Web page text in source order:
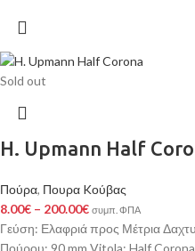
Sold out
H. Upmann Half
Πούρα, Πουρα Kούβας
8.00€ – 200.00€ συμπ. ΦΠΑ
Γεύση: Ελαφριά προς Μέτρια
Πούρου: 90 mm Vitola: Half Corona